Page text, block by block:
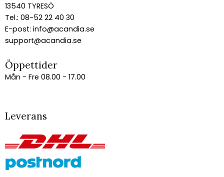
13540 TYRESÖ
Tel.: 08-52 22 40 30
E-post: info@acandia.se
support@acandia.se
Öppettider
Mån - Fre 08.00 - 17.00
Leverans